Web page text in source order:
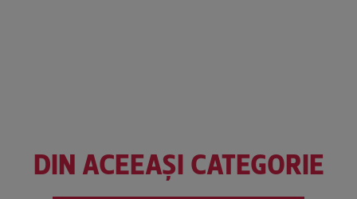
DIN ACEEAȘI CATEGORIE